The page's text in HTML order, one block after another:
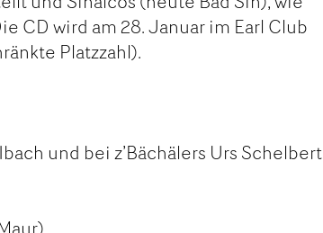
CD wird am 28. Januar im Earl Club
Platzzahl).
und bei z’Bächälers Urs Schelbert